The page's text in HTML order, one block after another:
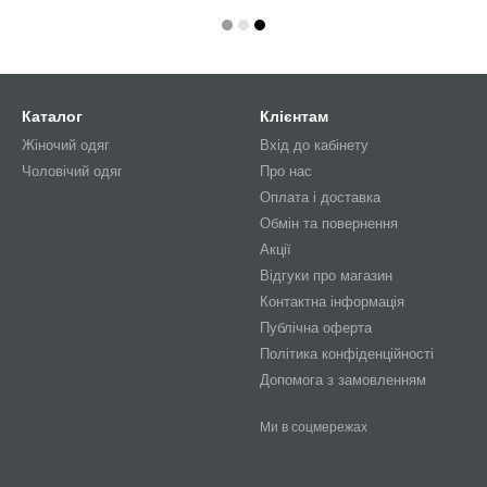
Каталог
Жіночий одяг
Чоловічий одяг
Клієнтам
Вхід до кабінету
Про нас
Оплата і доставка
Обмін та повернення
Акції
Відгуки про магазин
Контактна інформація
Публічна оферта
Політика конфіденційності
Допомога з замовленням
Ми в соцмережах